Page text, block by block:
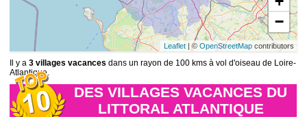
−
Leaflet| © OpenStreetMapcontributors
Il y a3 villages vacances dans un rayon de 100 kms à vol d'oiseau de Loire-
Atlantique.
DES VILLAGES VACANCES DU
LITTORAL ATLANTIQUE